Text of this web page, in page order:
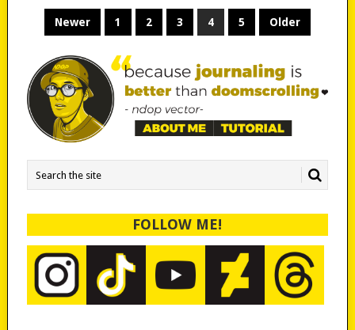
POSTS
Newer 1 2 3 4 5 Older
FOLLOW ME!